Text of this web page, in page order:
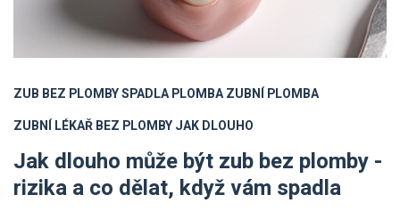
ZUB BEZ PLOMBYSPADLA PLOMBAZUBNÍ PLOMBA
ZUBNÍ LÉKAŘBEZ PLOMBY JAK DLOUHO
Jak dlouho může být zub bez plomby -
rizika a co dělat, když vám spadla